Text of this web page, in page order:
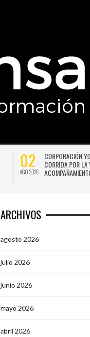
02
AGO 2026
CORPORACIÓN
CORRIDA POR LA
ARCHIVOS
agosto 2026
julio 2026
junio 2026
mayo 2026
abril 2026